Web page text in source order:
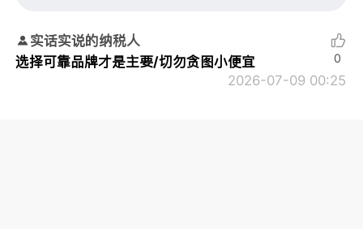
实话实说的纳税人
选择可靠品牌才是主要/切勿贪图小便宜
2026-07-09 00:25
0